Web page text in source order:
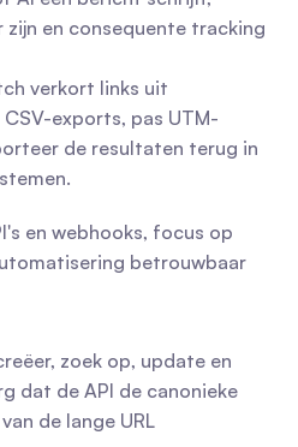
en consequente tracking
verkort links uit
exports, pas UTM-
de resultaten terug in
en webhooks, focus op
betrouwbaar
zoek op, update en
dat de API de canonieke
de lange URL